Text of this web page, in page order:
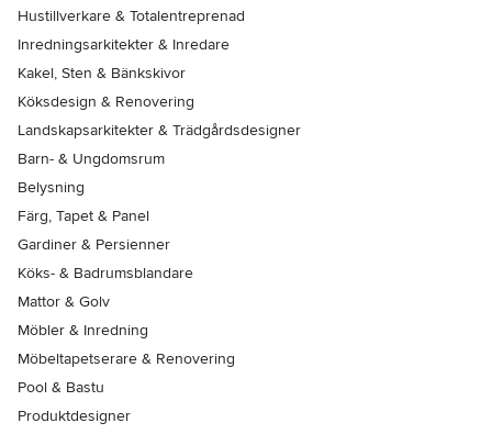
Hustillverkare & Totalentreprenad
Inredningsarkitekter & Inredare
Kakel, Sten & Bänkskivor
Köksdesign & Renovering
Landskapsarkitekter & Trädgårdsdesigner
Barn- & Ungdomsrum
Belysning
Färg, Tapet & Panel
Gardiner & Persienner
Köks- & Badrumsblandare
Mattor & Golv
Möbler & Inredning
Möbeltapetserare & Renovering
Pool & Bastu
Produktdesigner